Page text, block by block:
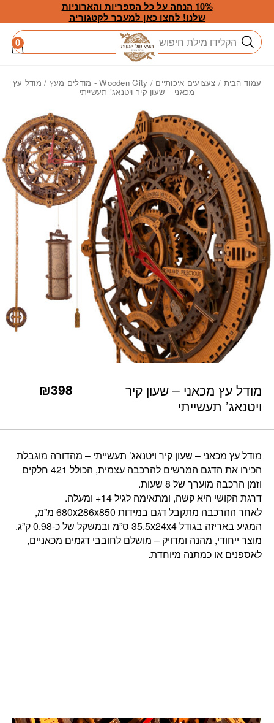
Skip to Content
10% הנחה על כל הספריות והארוניות
שלנו! לחצו כאן למעבר לקטגוריה
חיפוש 0
עמוד הבית / צעצועים איכותיים / Wooden City - מודלים מעץ / מודל עץ
מכאני – שעון קיר ויטנאג’ תעשייתי
מודל עץ מכאני – שעון קיר
ויטנאג’ תעשייתי
₪398
מודל עץ מכאני – שעון קיר ויטנאג’ תעשייתי – מהדורה מוגבלת
הכירו את הדגם המרשים להרכבה עצמית, הכולל 421 חלקים
וזמן הרכבה מוערך של 8 שעות.
דרגת הקושי היא קשה, ומתאימה לגיל 14+ ומעלה.
לאחר ההרכבה מתקבל דגם במידות 680x286x850 מ”מ,
המגיע באריזה בגודל 35.5x24x4 ס”מ ובמשקל של כ-0.98 ק”ג.
מוצר ייחודי, מהנה ומדויק – מושלם לחובבי דגמים מכאניים,
לאספנים או כמתנה מיוחדת.